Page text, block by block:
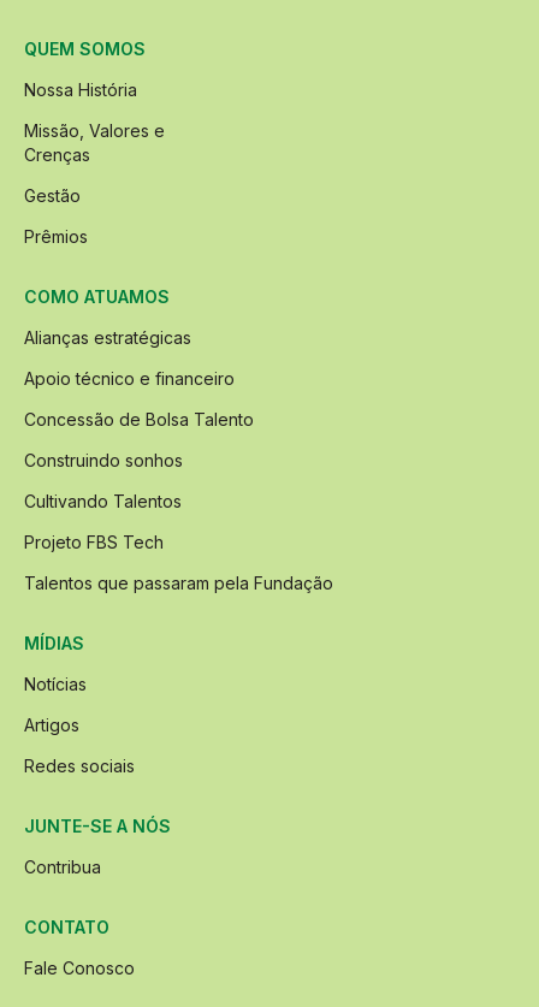
QUEM SOMOS
Nossa História
Missão, Valores e
Crenças
Gestão
Prêmios
COMO ATUAMOS
Alianças estratégicas
Apoio técnico e financeiro
Concessão de Bolsa Talento
Construindo sonhos
Cultivando Talentos
Projeto FBS Tech
Talentos que passaram pela Fundação
MÍDIAS
Notícias
Artigos
Redes sociais
JUNTE-SE A NÓS
Contribua
CONTATO
Fale Conosco